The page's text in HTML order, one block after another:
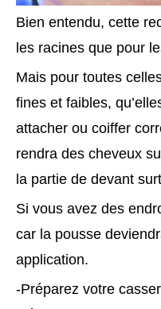
Bien entendu, cette
les racines que pour
Mais pour toutes
fines et faibles,
attacher ou coiffer
rendra des cheveux
la partie de devant
Si vous avez des
car la pousse
application.
-Préparez votre